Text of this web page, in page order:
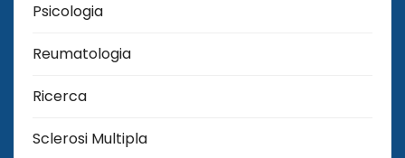
Psicologia
Reumatologia
Ricerca
Sclerosi Multipla